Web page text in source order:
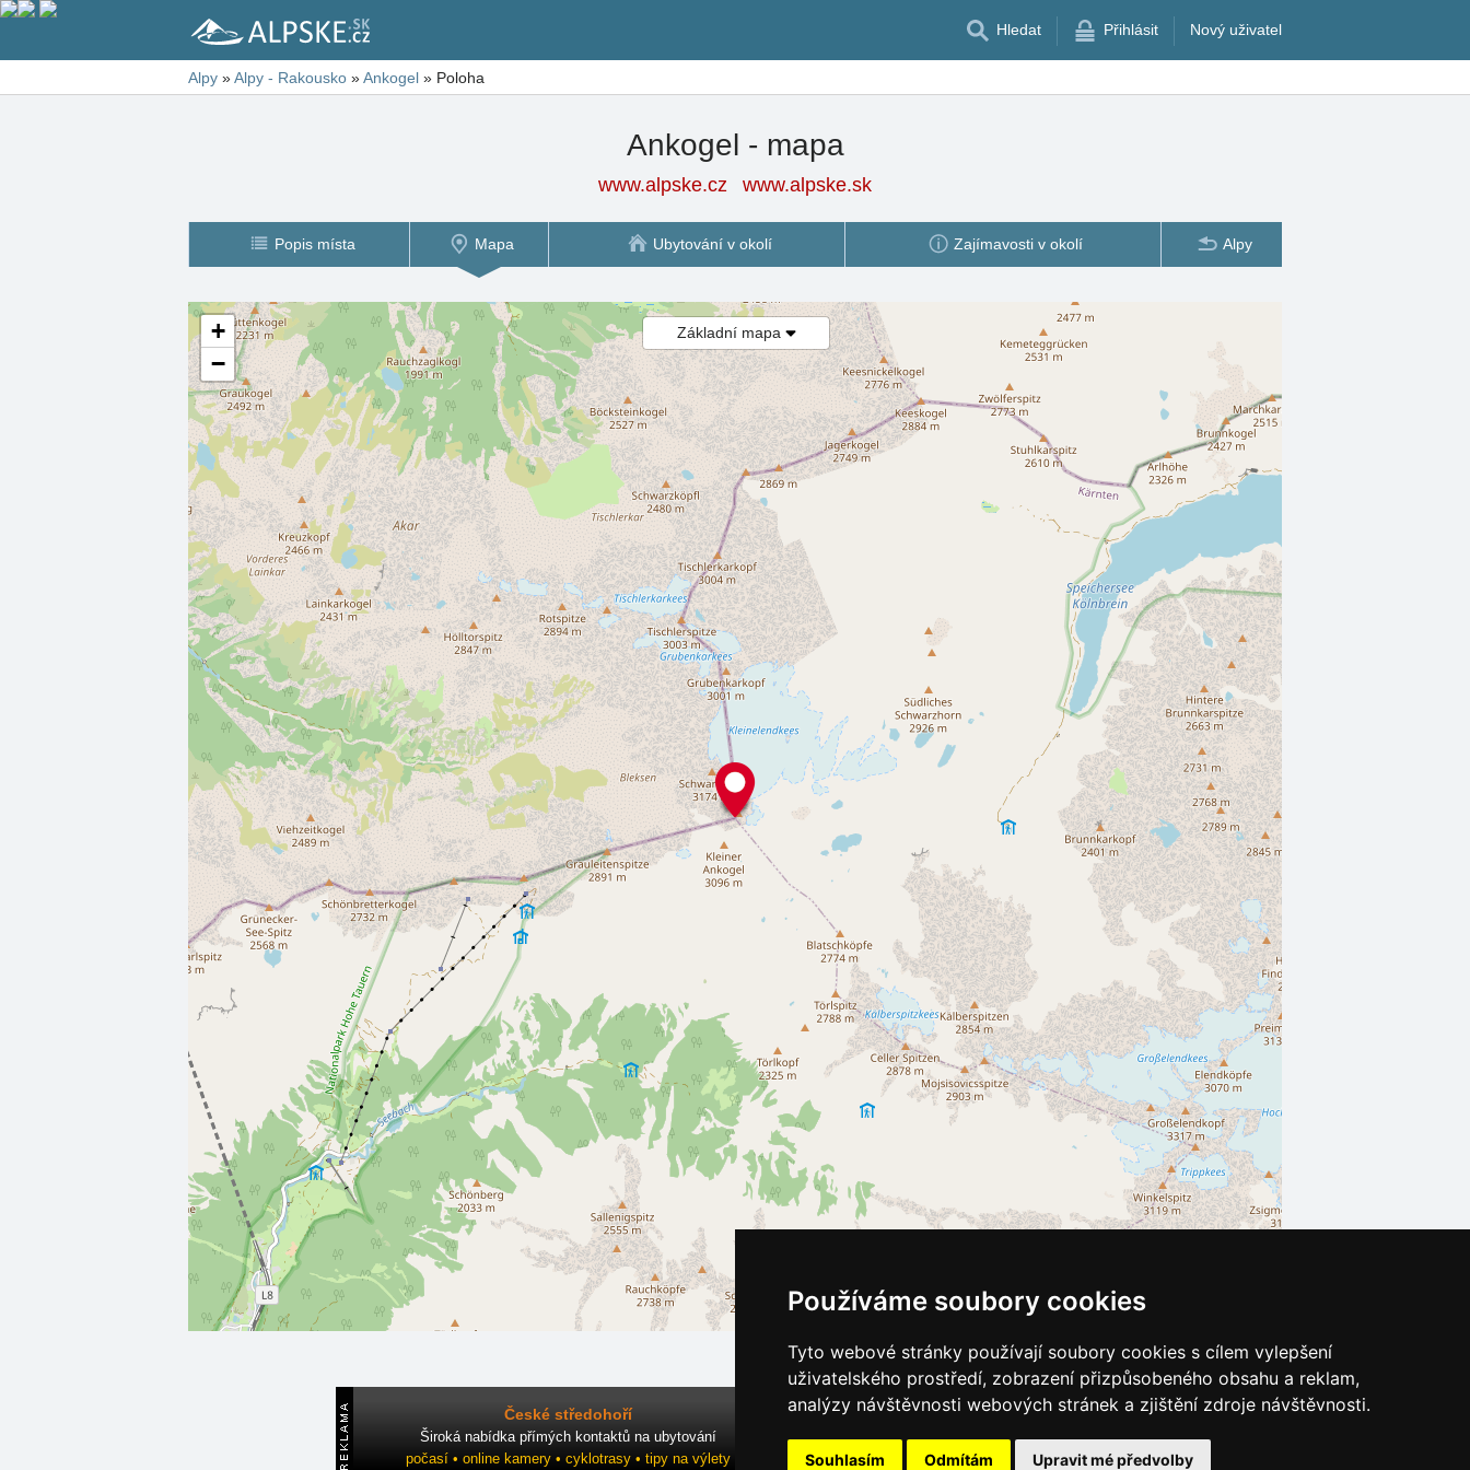
Používáme soubory cookies
Tyto webové stránky používají soubory cookies s cílem vylepšení
uživatelského prostředí, zobrazení přizpůsobeného obsahu a reklam,
analýzy návštěvnosti webových stránek a zjištění zdroje návštěvnosti.
Souhlasím Odmítám Upravit mé předvolby
Hledat Přihlásit Nový uživatel
Alpy »Alpy - Rakousko »Ankogel » Poloha
Ankogel - mapa
www.alpske.cz www.alpske.sk
Popis místa Mapa Ubytování v okolí Zajímavosti v okolí Alpy
Základní mapa
+
−
České středohoří
Široká nabídka přímých kontaktů na ubytování
počasí • online kamery • cyklotrasy • tipy na výlety